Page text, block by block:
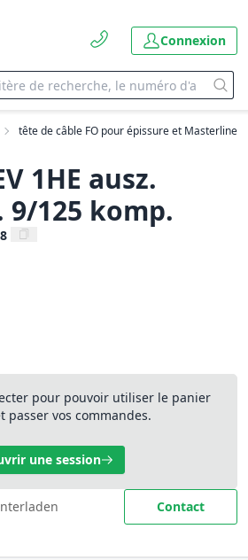
Connexion
tête de câble FO pour épissure et Masterline
1HE ausz.
9/125 komp.
pour pouvoir utiliser le panier
passer vos commandes.
une session
Contact